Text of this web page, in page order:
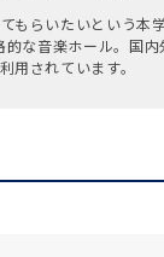
もらいたいという本
な音楽ホール。国
用されています。